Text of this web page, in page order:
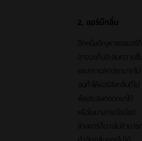
2. แอร์มีกลิ่น
อีกหนึ่งปัญหาของแอร์ที่
อาจจะเก็บสะสมความชื้น
และคราบสกปรกมากไป
จนทำให้แอร์ส่งกลิ่นที่ไม่
พึงประสงค์ออกมาได้
หรือในบางกรณีแม้แต่
ล้างแอร์ก็อาจไม่สามารถ